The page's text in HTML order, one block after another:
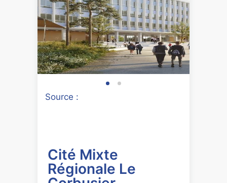
Source :
Cité Mixte
Régionale Le